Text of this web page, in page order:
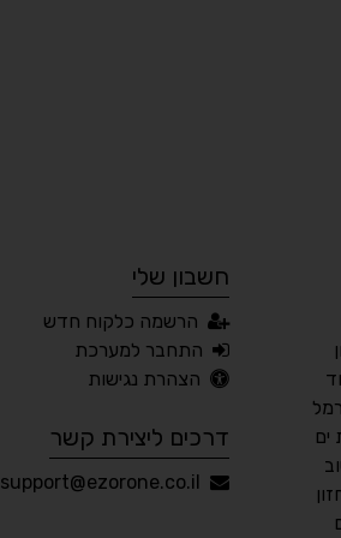
ים
חשבון שלי
הרשמה כלקוח חדש
התחבר למערכת
הצהרת נגישות
דרכים ליצירת קשר
support@ezorone.co.il
📖 דיסלקציה
🖱 מוטורי
English